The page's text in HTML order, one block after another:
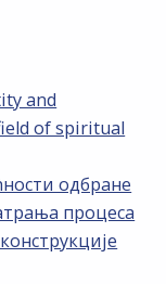
and
of spiritual
одбране
процеса